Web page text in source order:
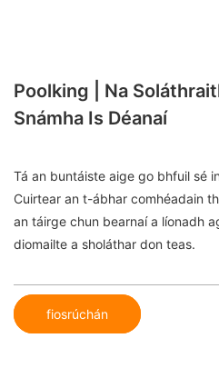
Poolking | Na
Snámha Is Déanaí
Tá an buntáiste aige go bhfuil sé
Cuirtear an t-ábhar comhéadain
an táirge chun bearnaí a líonadh
diomailte a sholáthar don teas.
fiosrúchán